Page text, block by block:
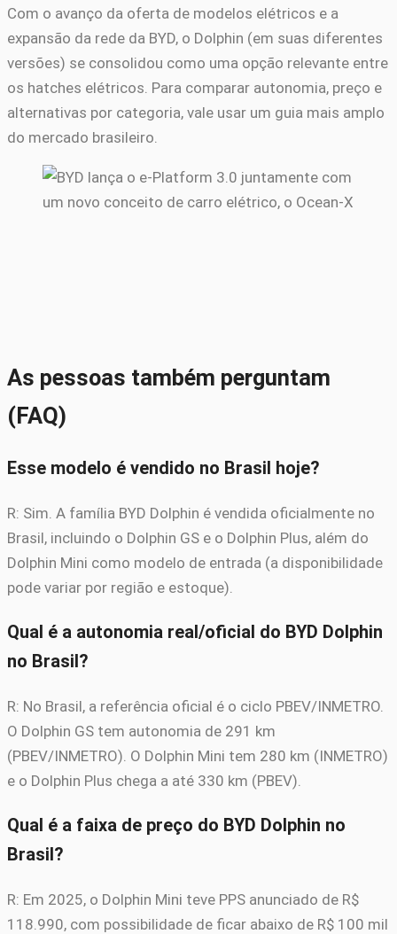
Com o avanço da oferta de modelos elétricos e a
expansão da rede da BYD, o Dolphin (em suas diferentes
versões) se consolidou como uma opção relevante entre
os hatches elétricos. Para comparar autonomia, preço e
alternativas por categoria, vale usar um guia mais amplo
do mercado brasileiro.
As pessoas também perguntam
(FAQ)
Esse modelo é vendido no Brasil hoje?
R: Sim. A família BYD Dolphin é vendida oficialmente no
Brasil, incluindo o Dolphin GS e o Dolphin Plus, além do
Dolphin Mini como modelo de entrada (a disponibilidade
pode variar por região e estoque).
Qual é a autonomia real/oficial do BYD Dolphin
no Brasil?
R: No Brasil, a referência oficial é o ciclo PBEV/INMETRO.
O Dolphin GS tem autonomia de 291 km
(PBEV/INMETRO). O Dolphin Mini tem 280 km (INMETRO)
e o Dolphin Plus chega a até 330 km (PBEV).
Qual é a faixa de preço do BYD Dolphin no
Brasil?
R: Em 2025, o Dolphin Mini teve PPS anunciado de R$
118.990, com possibilidade de ficar abaixo de R$ 100 mil